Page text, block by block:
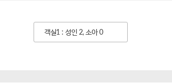
객실1 : 성인 2, 소아 0